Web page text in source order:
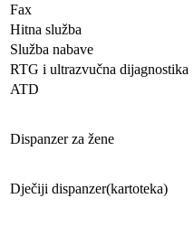
Fax
Hitna služba
Služba nabave
RTG i ultrazvučna dijagnostika
ATD
Dispanzer za žene
Dječiji dispanzer(kartoteka)